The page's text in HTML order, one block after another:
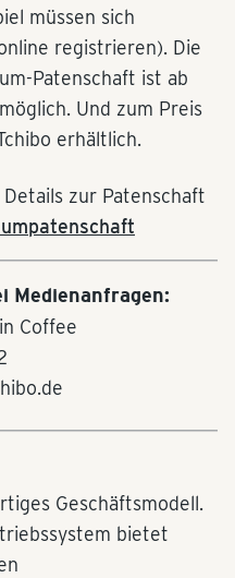
müssen sich
registrieren). Die
Patenschaft ist ab
Und zum Preis
erhältlich.
zur Patenschaft
Medienanfragen:
Coffee
Geschäftsmodell.
bietet